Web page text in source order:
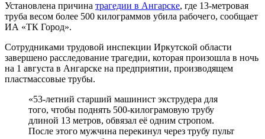
Установлена причина трагедии в Ангарске, где 13-метровая
труба весом более 500 килограммов убила рабочего, сообщает
ИА «ТК Город».
Сотрудниками трудовой инспекции Иркутской области
завершено расследование трагедии, которая произошла в ночь
на 1 августа в Ангарске на предприятии, производящем
пластмассовые трубы.
«53-летний старший машинист экструдера для
того, чтобы поднять 500-килограмовую трубу
длиной 13 метров, обвязал её одним стропом.
После этого мужчина перекинул через трубу пульт